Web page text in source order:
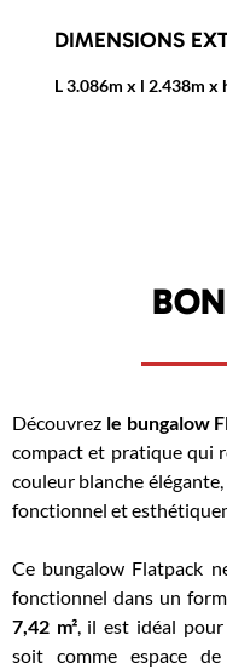
DIMENSIONS
L 3.086m x l 2.438m x
Découvrez le bungalow
compact et pratique qui
couleur blanche élégante,
fonctionnel et
Ce bungalow Flatpack
fonctionnel dans un
7,42 m², il est idéal
soit comme espace